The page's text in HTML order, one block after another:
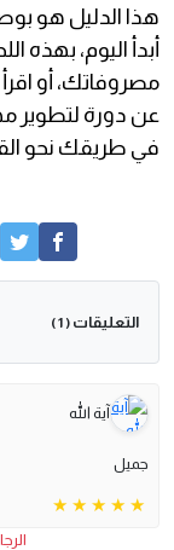
هذا الدليل هو
أبدأ اليوم، بهذه
مصروفاتك، أو
عن دورة لتطوير
في طريقك نحو
التعليقات ( 1 )
آية الله
جميل